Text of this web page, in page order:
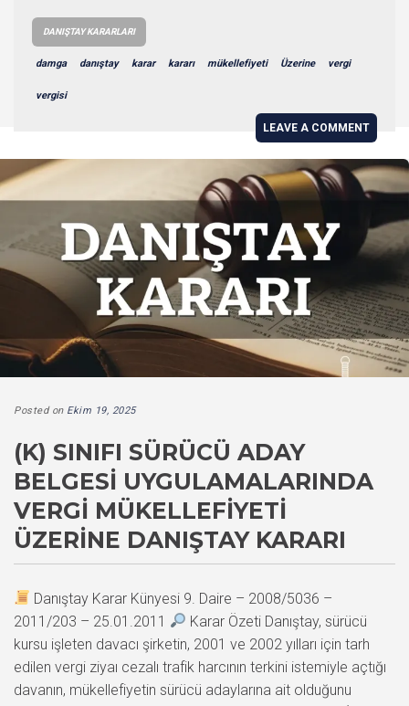
DANIŞTAY KARARLARI
damga danıştay karar kararı mükellefiyeti Üzerine vergi
vergisi
LEAVE A COMMENT
Posted on Ekim 19, 2025
(K) SINIFI SÜRÜCÜ ADAY
BELGESI UYGULAMALARINDA
VERGI MÜKELLEFIYETI
ÜZERINE DANIŞTAY KARARI
Danıştay Karar Künyesi 9. Daire – 2008/5036 –
2011/203 – 25.01.2011
Karar Özeti Danıştay, sürücü
kursu işleten davacı şirketin, 2001 ve 2002 yılları için tarh
edilen vergi ziyaı cezalı trafik harcının terkini istemiyle açtığı
davanın, mükellefiyetin sürücü adaylarına ait olduğunu